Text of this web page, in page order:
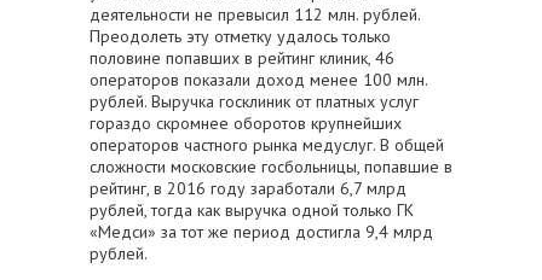
деятельности не превысил 112 млн. рублей.
Преодолеть эту отметку удалось только
половине попавших в рейтинг клиник, 46
операторов показали доход менее 100 млн.
рублей. Выручка госклиник от платных услуг
гораздо скромнее оборотов крупнейших
операторов частного рынка медуслуг. В общей
сложности московские госбольницы, попавшие в
рейтинг, в 2016 году заработали 6,7 млрд
рублей, тогда как выручка одной только ГК
«Медси» за тот же период достигла 9,4 млрд
рублей.